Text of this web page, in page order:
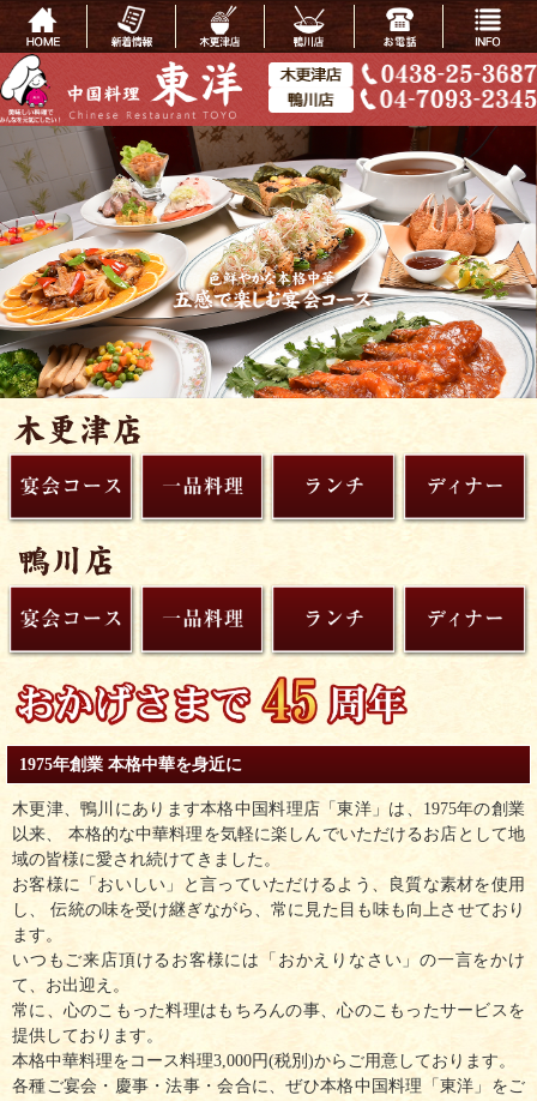
1975年創業 本格中華を身近に
木更津、鴨川にあります本格中国料理店「東洋」は、1975年の創業
以来、 本格的な中華料理を気軽に楽しんでいただけるお店として地
域の皆様に愛され続けてきました。
お客様に「おいしい」と言っていただけるよう、良質な素材を使用
し、 伝統の味を受け継ぎながら、常に見た目も味も向上させており
ます。
いつもご来店頂けるお客様には「おかえりなさい」の一言をかけ
て、お出迎え。
常に、心のこもった料理はもちろんの事、心のこもったサービスを
提供しております。
本格中華料理をコース料理3,000円(税別)からご用意しております。
各種ご宴会・慶事・法事・会合に、ぜひ本格中国料理「東洋」をご